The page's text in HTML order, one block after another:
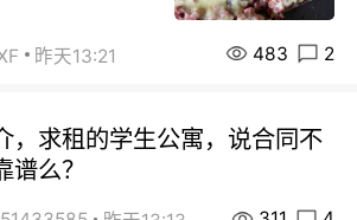
昨天13:21 483 2
，求租的学生公寓，说合同不
么？